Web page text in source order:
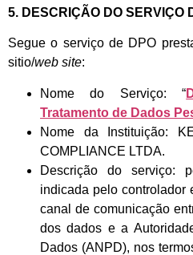
5. DESCRIÇÃO DO SERVIÇO
Segue o serviço de DPO
sitio/web site:
Nome do Serviço: “
Tratamento de Dados
Nome da Instituição:
COMPLIANCE LTDA.
Descrição do serviço:
indicada pelo controlador
canal de comunicação
dos dados e a
Dados (ANPD), nos